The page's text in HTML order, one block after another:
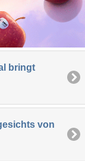
bringt
von